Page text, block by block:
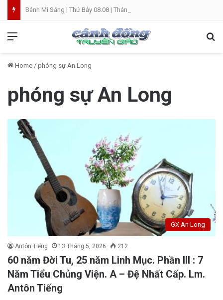
Bánh Mì Sáng | Thứ Bảy 08.08 | Thánh Đaminh, Linh mục
Home / phóng sự An Long
phóng sự An Long
GX An Long
Antôn Tiếng 13 Tháng 5, 2026 212
60 năm Đời Tu, 25 năm Linh Mục. Phần III : 7
Năm Tiểu Chủng Viện. A – Đệ Nhất Cấp. Lm.
Antôn Tiếng